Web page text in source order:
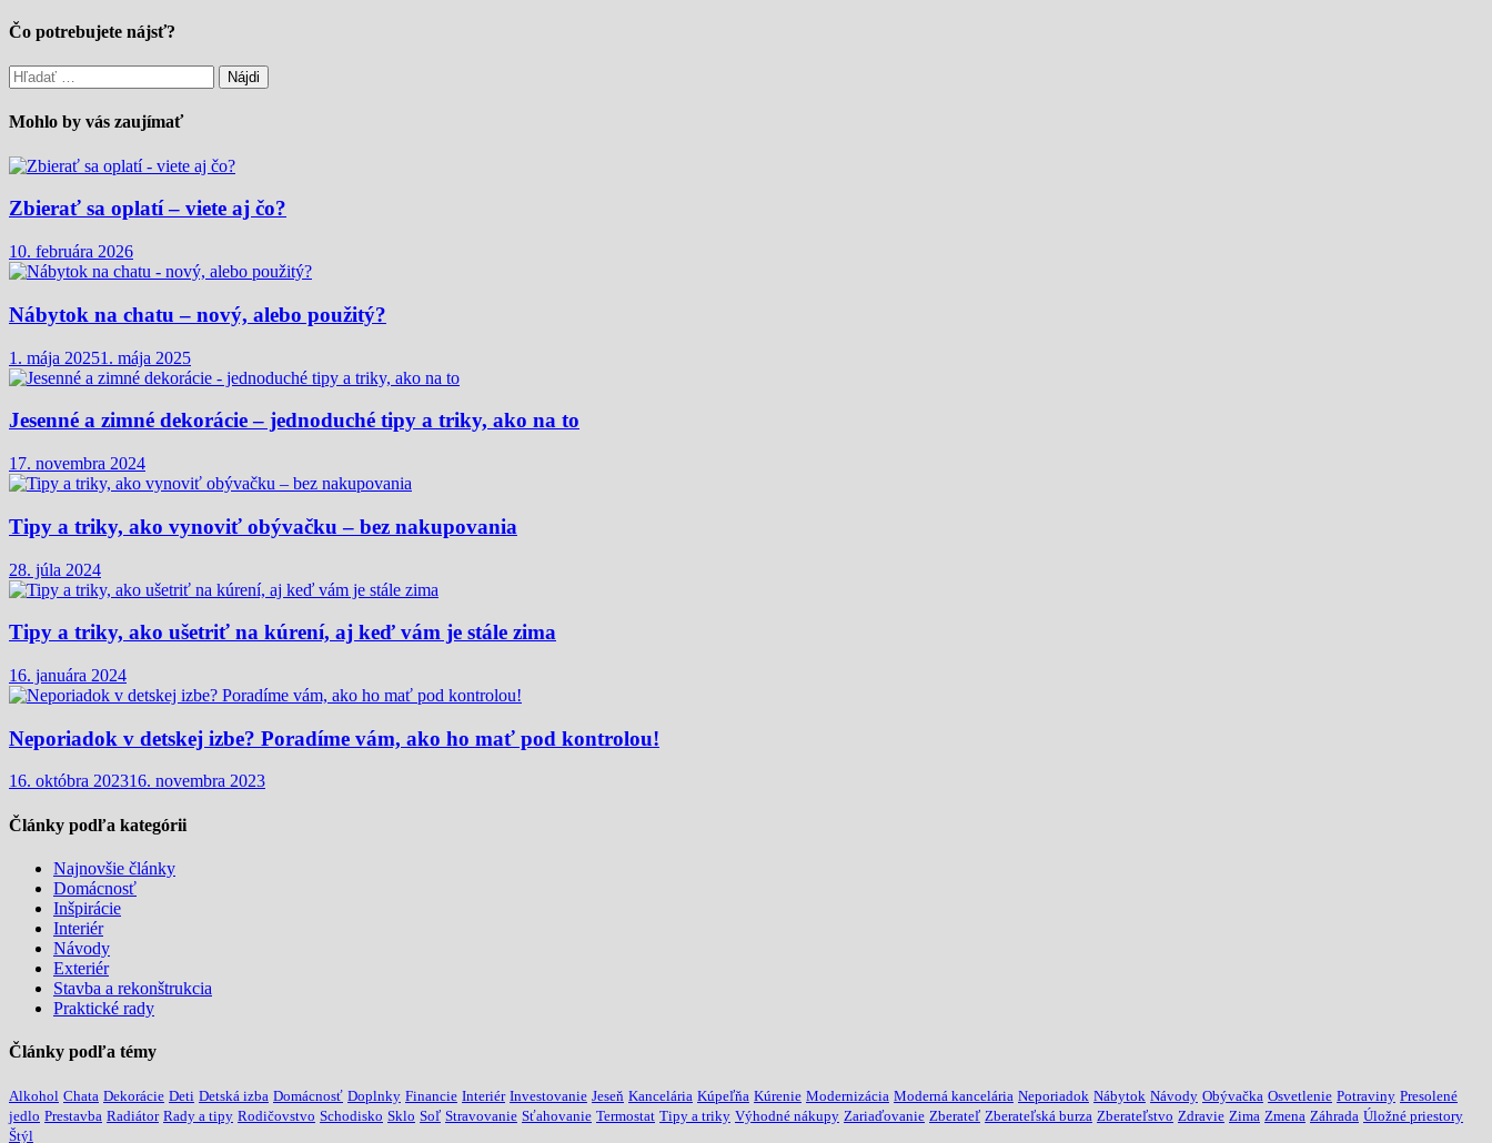
Čo potrebujete nájsť?
Hľadať:
Mohlo by vás zaujímať
Zbierať sa oplatí – viete aj čo?
10. februára 2026
Nábytok na chatu – nový, alebo použitý?
1. mája 20251. mája 2025
Jesenné a zimné dekorácie – jednoduché tipy a triky, ako na to
17. novembra 2024
Tipy a triky, ako vynoviť obývačku – bez nakupovania
28. júla 2024
Tipy a triky, ako ušetriť na kúrení, aj keď vám je stále zima
16. januára 2024
Neporiadok v detskej izbe? Poradíme vám, ako ho mať pod kontrolou!
16. októbra 202316. novembra 2023
Články podľa kategórii
Najnovšie články
Domácnosť
Inšpirácie
Interiér
Návody
Exteriér
Stavba a rekonštrukcia
Praktické rady
Články podľa témy
Alkohol Chata Dekorácie Deti Detská izba Domácnosť Doplnky Financie Interiér Investovanie Jeseň Kancelária Kúpeľňa Kúrenie Modernizácia Moderná kancelária Neporiadok Nábytok Návody Obývačka Osvetlenie Potraviny Presolené
jedlo Prestavba Radiátor Rady a tipy Rodičovstvo Schodisko Sklo Soľ Stravovanie Sťahovanie Termostat Tipy a triky Výhodné nákupy Zariaďovanie Zberateľ Zberateľská burza Zberateľstvo Zdravie Zima Zmena Záhrada Úložné priestory
Štýl